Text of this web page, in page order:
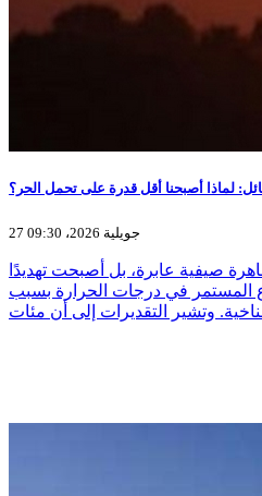
لماذا أصبحنا أقل قدرة على تحمل الحر؟
27 جويلية 2026، 09:30
صيفية عابرة، بل أصبحت تهديدًا
المستمر في درجات الحرارة بسبب